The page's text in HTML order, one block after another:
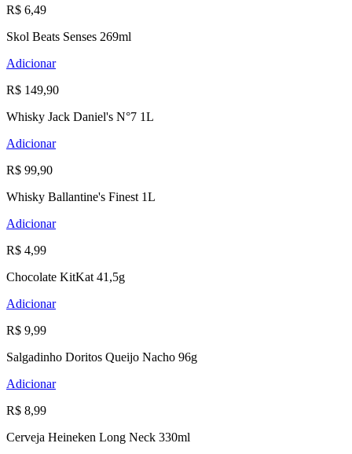
R$ 6,49
Skol Beats Senses 269ml
Adicionar
R$ 149,90
Whisky Jack Daniel's N°7 1L
Adicionar
R$ 99,90
Whisky Ballantine's Finest 1L
Adicionar
R$ 4,99
Chocolate KitKat 41,5g
Adicionar
R$ 9,99
Salgadinho Doritos Queijo Nacho 96g
Adicionar
R$ 8,99
Cerveja Heineken Long Neck 330ml